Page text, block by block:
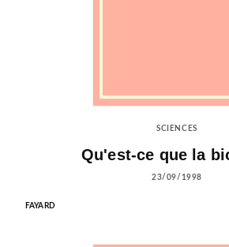
SCIENCES
Qu'est-ce que la
23/09/1998
FAYARD